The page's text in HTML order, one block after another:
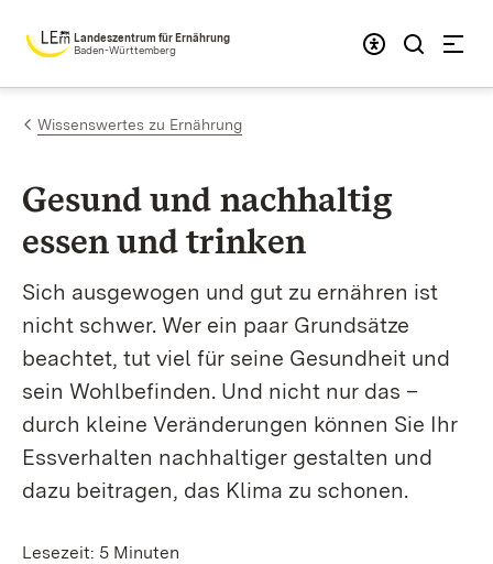
Zum Inhalt springen
Landeszentrum für Ernährung
Baden-Württemberg
Wissenswertes zu Ernährung
Gesund und nachhaltig
essen und trinken
Sich ausgewogen und gut zu ernähren ist
nicht schwer. Wer ein paar Grundsätze
beachtet, tut viel für seine Gesundheit und
sein Wohlbefinden. Und nicht nur das –
durch kleine Veränderungen können Sie Ihr
Essverhalten nachhaltiger gestalten und
dazu beitragen, das Klima zu schonen.
Lesezeit: 5 Minuten